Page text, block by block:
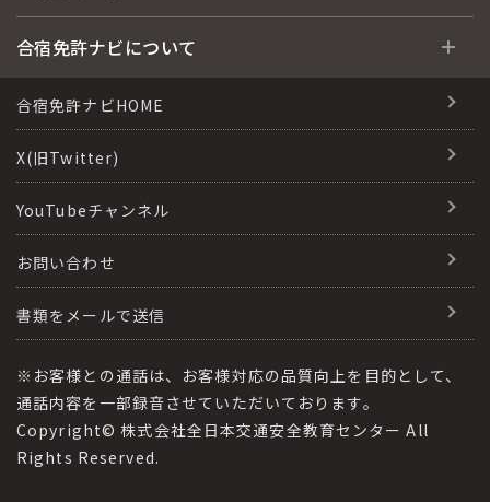
運転免許の種類(車種)
格安シーズン料金
出発地別おすすめ校
こだわり、テーマから探す
360度パノラマ教習所
教育訓練給付金制度
合宿免許選びのアドバイス
合宿免許の入校までの流れ
合宿免許での免許取得の流れ
運転免許別モデルスケジュール
保護者の方へ
合宿に関わる料金について
合宿費用のお支払いについて
合宿免許に必要な持ち物
合宿免許に役立つ情報
免許取消・失効による再取得
冬・雪国の合宿免許は大丈夫？
みんなが選んだ合宿免許の条件
大型免許体験記
全国の運転免許試験場(免許センター)
本免学科試験問題に挑戦
合宿免許ナビについて
会社情報・代表メッセージ
会社概要
会社沿革・歴史
特定商取引法に基づく表記
運転者適性診断
合宿免許ナビHOME
X(旧Twitter)
YouTubeチャンネル
お問い合わせ
書類をメールで送信
※お客様との通話は、お客様対応の品質向上を目的として、
通話内容を一部録音させていただいております。
Copyright© 株式会社全日本交通安全教育センター All
Rights Reserved.